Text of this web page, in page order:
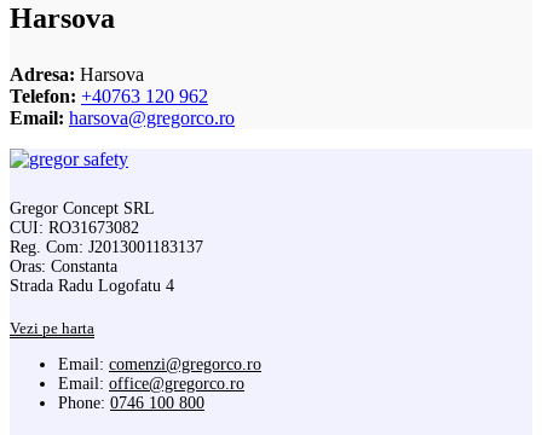
Harsova
Adresa: Harsova
Telefon: +40763 120 962
Email: harsova@gregorco.ro
Gregor Concept SRL
CUI: RO31673082
Reg. Com: J2013001183137
Oras: Constanta
Strada Radu Logofatu 4
Vezi pe harta
Email: comenzi@gregorco.ro
Email: office@gregorco.ro
Phone: 0746 100 800